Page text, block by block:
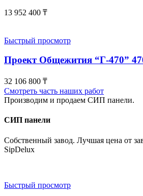
13 952 400 ₸
Быстрый просмотр
Проект Общежития “Г-470”
32 106 800 ₸
Смотреть часть наших работ
Производим и продаем СИП панели.
СИП панели
Собственный завод. Лучшая цена от
SipDelux
Быстрый просмотр